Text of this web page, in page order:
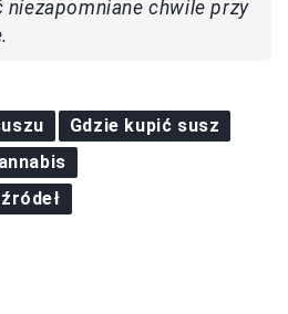
chwile przy
Gdzie kupić susz